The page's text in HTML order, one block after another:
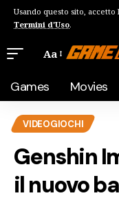
Usando questo sito, accetto
Termini d'Uso.
Aa
Games Movies
VIDEOGIOCHI
Genshin
il nuovo